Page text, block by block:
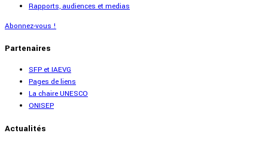
Rapports, audiences et medias
Abonnez-vous !
Partenaires
SFP et IAEVG
Pages de liens
La chaire UNESCO
ONISEP
Actualités